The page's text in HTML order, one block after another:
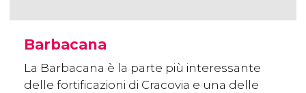
Barbacana
La Barbacana è la parte più interessante
delle fortificazioni di Cracovia e una delle